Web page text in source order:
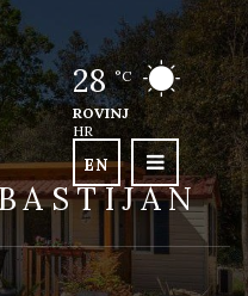
28°C
ROVINJ
HR
EN